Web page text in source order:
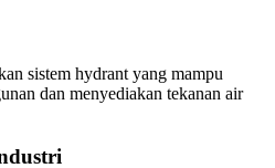
sistem hydrant yang mampu
dan menyediakan tekanan air